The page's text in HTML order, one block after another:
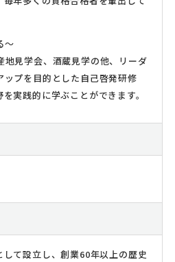
～
見学会、酒蔵見学の他、リーダ
プを目的とした自己啓発研修
実践的に学ぶことができます。
て設立し、創業60年以上の歴史